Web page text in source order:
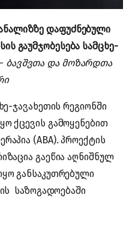
დაფუძნებული
გაუმჯობესება სამცხე-
ბავშვთა და მოზარდთა
ჯავახეთის რეგიონში
ქცევის გამოყენებით
(ABA). პროექტის
გაეწია აღნიშნულ
განსაკუთრებული
საზოგადოებაში